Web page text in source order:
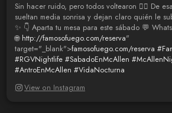
Sin hacer ruido, pero todos voltearon 😮‍🔥 De
sueltan media sonrisa y dejan claro quién le
✨ 👇 Aparta tu mesa para este sábado 💬
🌐 http://famosofuego.com/reserva"
target="_blank">famosofuego.com/reserva
#RGVNightlife #SabadoEnMcAllen
#AntroEnMcAllen #VidaNocturna
View on Instagram